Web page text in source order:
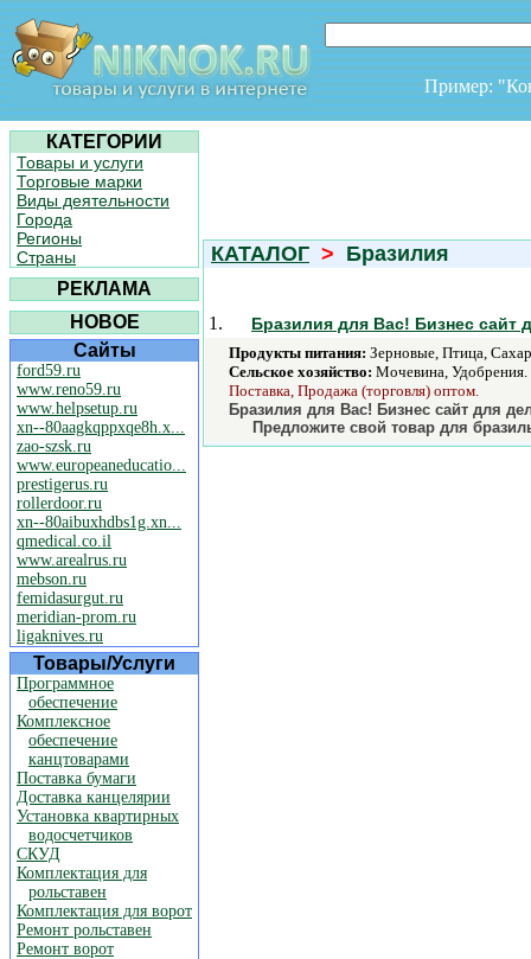
Пример:
КАТЕГОРИИ
Товары и услуги
Торговые марки
Виды деятельности
Города
Регионы
Страны
РЕКЛАМА
НОВОЕ
Сайты
ford59.ru
www.reno59.ru
www.helpsetup.ru
xn--80aagkqppxqe8h.x...
zao-szsk.ru
www.europeaneducatio...
prestigerus.ru
rollerdoor.ru
xn--80aibuxhdbs1g.xn...
qmedical.co.il
www.arealrus.ru
mebson.ru
femidasurgut.ru
meridian-prom.ru
ligaknives.ru
Товары/Услуги
Программное
обеспечение
Комплексное
обеспечение
канцтоварами
Поставка бумаги
Доставка канцелярии
Установка квартирных
водосчетчиков
СКУД
Комплектация для
рольставен
Комплектация для ворот
Ремонт рольставен
Ремонт ворот
КАТАЛОГ > Бразилия
1. Бразилия для Вас! Бизнес
Продукты питания: Зерновые, Птица,
Сельское хозяйство: Мочевина, Удобрения.
Поставка, Продажа (торговля) оптом.
Бразилия для Вас! Бизнес сайт для
Предложите свой товар для